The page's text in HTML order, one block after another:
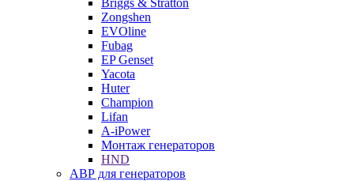
Briggs & Stratton
Zongshen
EVOline
Fubag
EP Genset
Yacota
Huter
Champion
Lifan
A-iPower
Монтаж генераторов
HND
АВР для генераторов